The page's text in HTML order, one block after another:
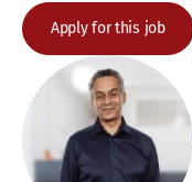
Apply for this job